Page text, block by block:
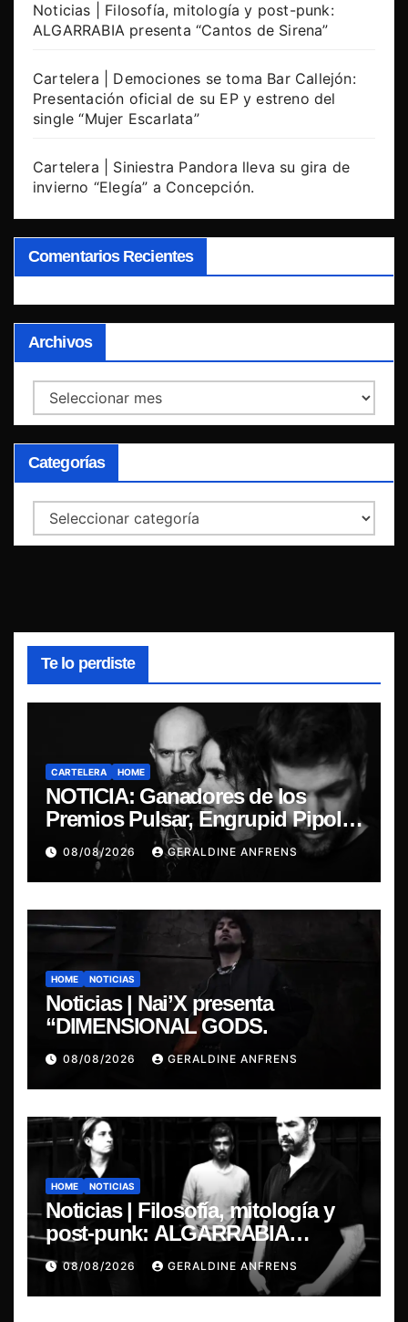
Noticias | Filosofía, mitología y post-punk:
ALGARRABIA presenta “Cantos de Sirena”
Cartelera | Demociones se toma Bar Callejón:
Presentación oficial de su EP y estreno del
single “Mujer Escarlata”
Cartelera | Siniestra Pandora lleva su gira de
invierno “Elegía” a Concepción.
Comentarios Recientes
Archivos
Archivos
Categorías
Categorías
Te lo perdiste
CARTELERA HOME
NOTICIA: Ganadores de los
Premios Pulsar, Engrupid Pipol
presentan show exclusivo.
08/08/2026 GERALDINE ANFRENS
HOME NOTICIAS
Noticias | Nai’X presenta
“DIMENSIONAL GODS.
08/08/2026 GERALDINE ANFRENS
HOME NOTICIAS
Noticias | Filosofía, mitología y
post-punk: ALGARRABIA
presenta “Cantos de Sirena”
08/08/2026 GERALDINE ANFRENS